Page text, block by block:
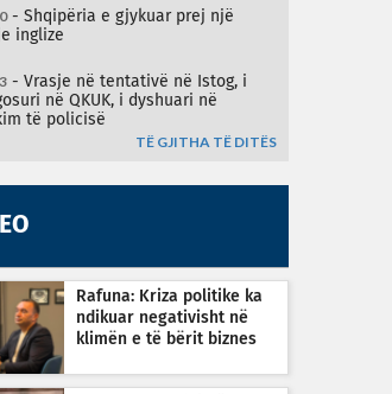
- Shqipëria e gjykuar prej një
inglize
- Vrasje në tentativë në Istog, i
në QKUK, i dyshuari në
të policisë
TË GJITHA TË DITËS
Rafuna: Kriza politike ka
ndikuar negativisht në
klimën e të bërit biznes